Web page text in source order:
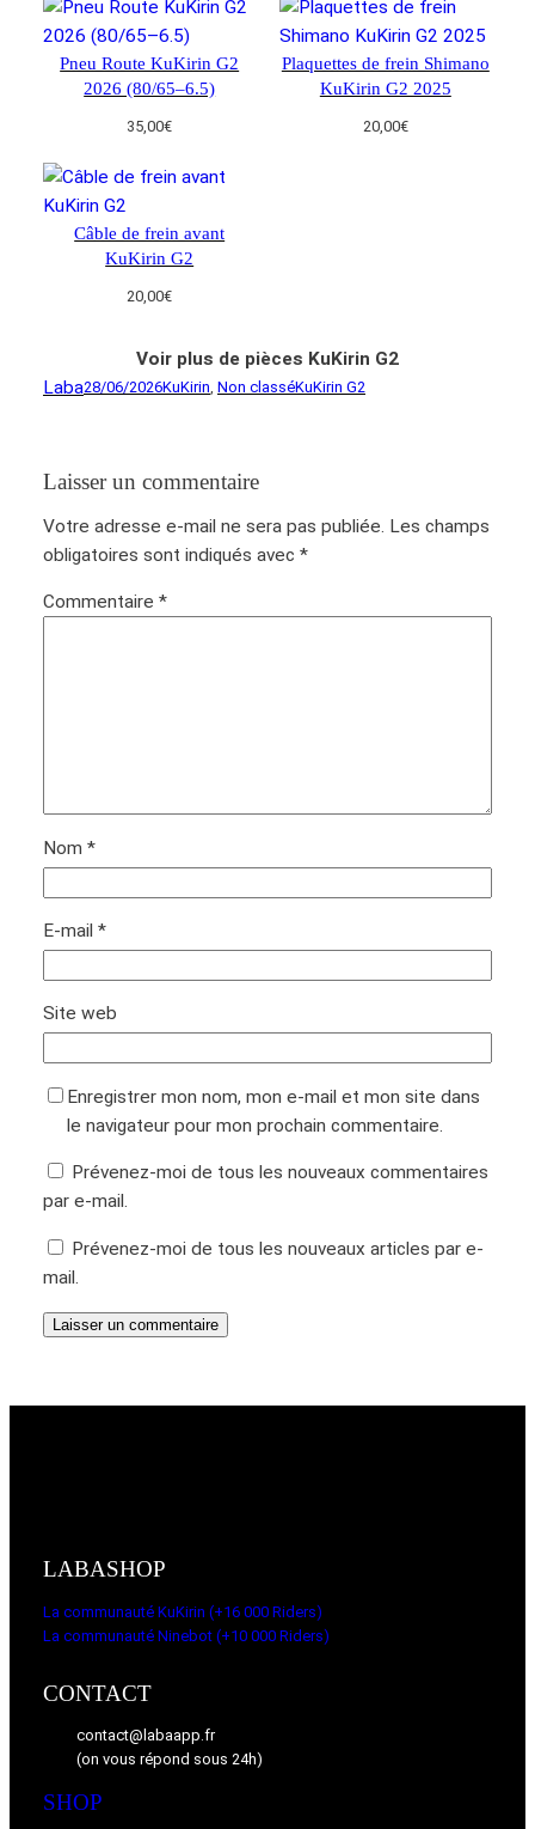
Pneu Route KuKirin G2
2026 (80/65–6.5)
35,00€
Plaquettes de frein Shimano
KuKirin G2 2025
20,00€
Câble de frein avant
KuKirin G2
20,00€
Voir plus de pièces KuKirin G2
Laba28/06/2026KuKirin Non classéKuKirin G2
Laisser un commentaire
Votre adresse e-mail ne sera pas publiée. Les champs
obligatoires sont indiqués avec *
Commentaire *
Nom *
E-mail *
Site web
Enregistrer mon nom, mon e-mail et mon site dans
le navigateur pour mon prochain commentaire.
Prévenez-moi de tous les nouveaux commentaires
par e-mail.
Prévenez-moi de tous les nouveaux articles par e-
mail.
LABASHOP
La communauté KuKirin (+16 000 Riders)
La communauté Ninebot (+10 000 Riders)
CONTACT
contact@labaapp.fr
(on vous répond sous 24h)
SHOP